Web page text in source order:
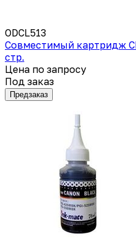
ODCL513
Совместимый картридж
стр.
Цена по запросу
Под заказ
Предзаказ